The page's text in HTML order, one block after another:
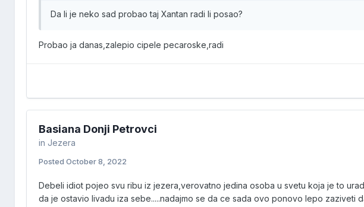
Da li je neko sad probao taj Xantan radi li posao?
Probao ja danas,zalepio cipele pecaroske,radi
Basiana Donji Petrovci
in Jezera
Posted October 8, 2022
Debeli idiot pojeo svu ribu iz jezera,verovatno jedina osoba u svetu koja je to
da je ostavio livadu iza sebe.....nadajmo se da ce sada ovo ponovo lepo zaziveti